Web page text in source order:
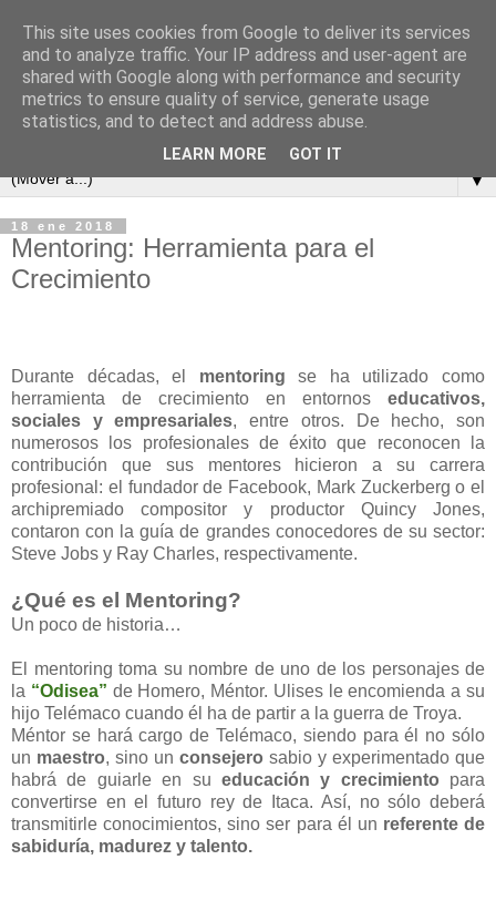
▼
18 ene 2018
Mentoring: Herramienta para el
Crecimiento
Durante décadas, el mentoringse ha utilizado como
herramienta de crecimiento en entornos educativos,
sociales y empresariales, entre otros. De hecho, son
numerosos los profesionales de éxito que reconocen la
contribución que sus mentores hicieron a su carrera
profesional: el fundador de Facebook, Mark Zuckerberg o el
archipremiado compositor y productor Quincy Jones,
contaron con la guía de grandes conocedores de su sector:
Steve Jobs y Ray Charles, respectivamente.
¿Qué es el Mentoring?
Un poco de historia…
El mentoring toma su nombre de uno de los personajes de
la “Odisea” de Homero, Méntor. Ulises le encomienda a su
hijo Telémaco cuando él ha de partir a la guerra de Troya.
Méntor se hará cargo de Telémaco, siendo para él no sólo
un maestro, sino un consejero sabio y experimentado que
habrá de guiarle en su educación y crecimiento para
convertirse en el futuro rey de Itaca. Así, no sólo deberá
transmitirle conocimientos, sino ser para él un referente de
sabiduría, madurez y talento.
This site uses cookies from Google to deliver its services
and to analyze traffic. Your IP address and user-agent are
shared with Google along with performance and security
metrics to ensure quality of service, generate usage
statistics, and to detect and address abuse.
LEARN MORE GOT IT